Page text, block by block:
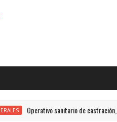
Operativo sanitario de castración,